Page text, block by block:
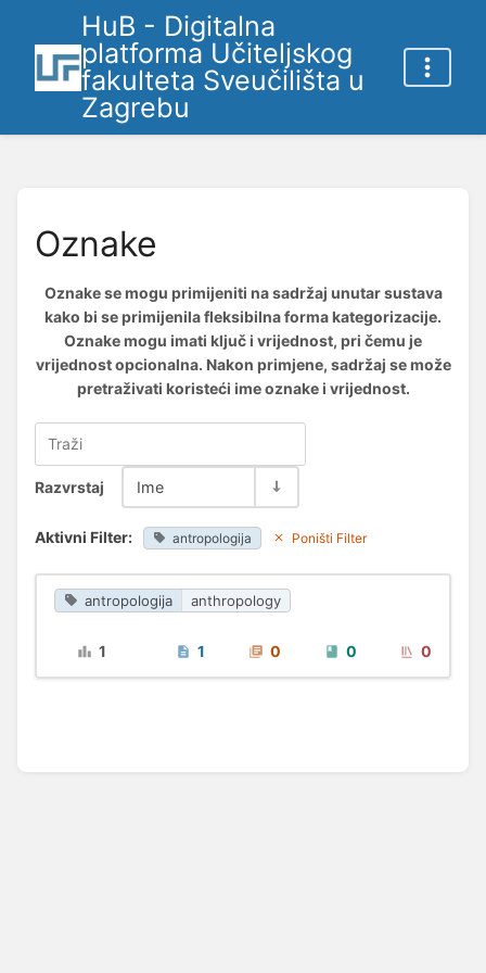
HuB - Digitalna
platforma Učiteljskog
fakulteta Sveučilišta u
Zagrebu
Oznake
Oznake se mogu primijeniti na sadržaj unutar sustava
kako bi se primijenila fleksibilna forma kategorizacije.
Oznake mogu imati ključ i vrijednost, pri čemu je
vrijednost opcionalna. Nakon primjene, sadržaj se može
pretraživati koristeći ime oznake i vrijednost.
Razvrstaj Ime
Aktivni Filter: antropologija Poništi Filter
antropologija anthropology
1 1 0 0 0